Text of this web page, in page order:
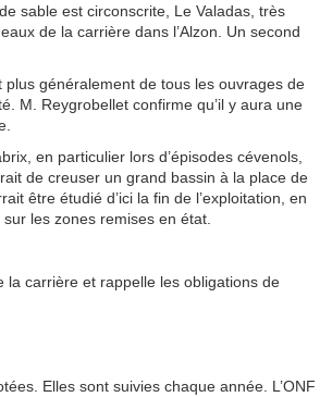
sable est circonscrite, Le Valadas, très
de la carrière dans l’Alzon. Un second
généralement de tous les ouvrages de
M. Reygrobellet confirme qu’il y aura une
en particulier lors d’épisodes cévenols,
de creuser un grand bassin à la place de
être étudié d’ici la fin de l’exploitation, en
les zones remises en état.
la carrière et rappelle les obligations de
Elles sont suivies chaque année. L’ONF